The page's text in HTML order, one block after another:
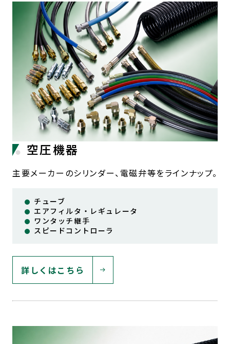
空圧機器
主要メーカーのシリンダー、電磁弁等をラインナップ。
チューブ
エアフィルタ・レギュレータ
ワンタッチ継手
スピードコントローラ
詳しくはこちら